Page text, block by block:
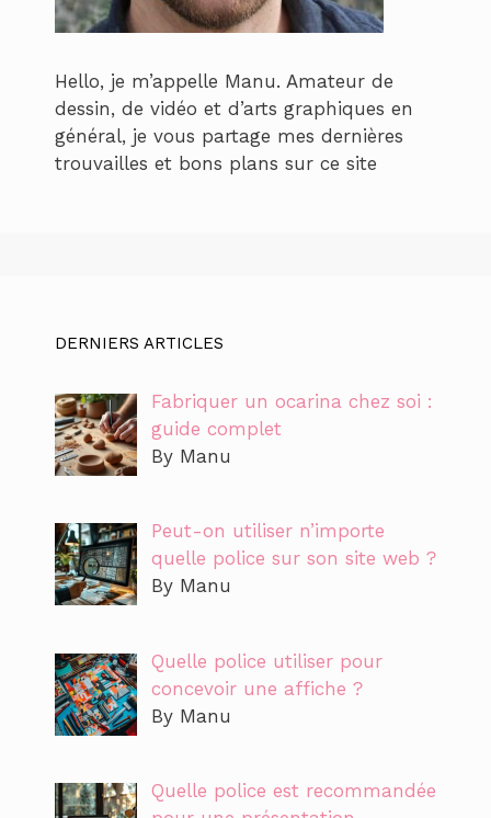
Hello, je m’appelle Manu. Amateur de
dessin, de vidéo et d’arts graphiques en
général, je vous partage mes dernières
trouvailles et bons plans sur ce site
DERNIERS ARTICLES
Fabriquer un ocarina chez soi :
guide complet
By Manu
Peut-on utiliser n’importe
quelle police sur son site web ?
By Manu
Quelle police utiliser pour
concevoir une affiche ?
By Manu
Quelle police est recommandée